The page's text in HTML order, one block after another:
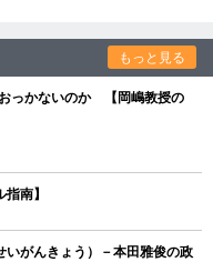
もっと見る
っかないのか 【岡嶋教授の
南】
がんきょう）－本田雅俊の政